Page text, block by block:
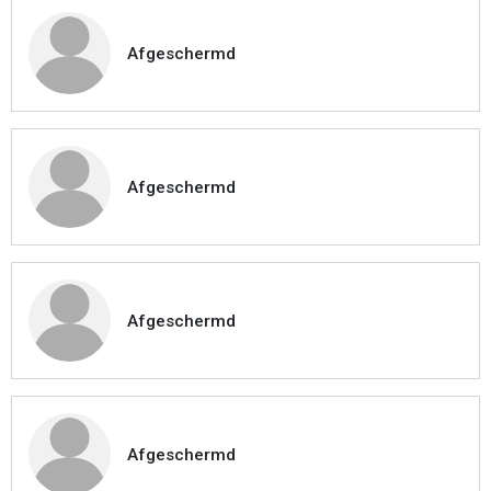
Afgeschermd
Afgeschermd
Afgeschermd
Afgeschermd